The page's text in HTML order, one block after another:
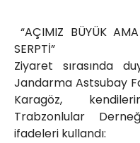
“AÇIMIZ BÜYÜK
SERPTİ”
Ziyaret sırasında
Jandarma Astsubay
Karagöz,
Trabzonlular
ifadeleri kullandı: